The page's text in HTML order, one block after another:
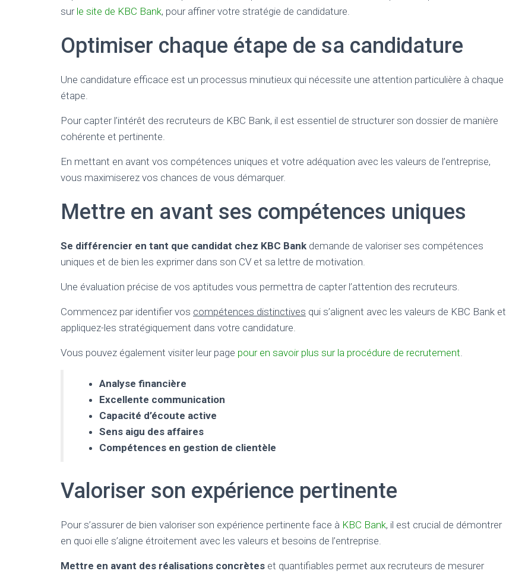
sur le site de KBC Bank, pour affiner votre stratégie de candidature.
Optimiser chaque étape de sa candidature
Une candidature efficace est un processus minutieux qui nécessite une attention particulière à chaque
étape.
Pour capter l’intérêt des recruteurs de KBC Bank, il est essentiel de structurer son dossier de manière
cohérente et pertinente.
En mettant en avant vos compétences uniques et votre adéquation avec les valeurs de l’entreprise,
vous maximiserez vos chances de vous démarquer.
Mettre en avant ses compétences uniques
Se différencier en tant que candidat chez KBC Bank demande de valoriser ses compétences
uniques et de bien les exprimer dans son CV et sa lettre de motivation.
Une évaluation précise de vos aptitudes vous permettra de capter l’attention des recruteurs.
Commencez par identifier vos compétences distinctives qui s’alignent avec les valeurs de KBC Bank et
appliquez-les stratégiquement dans votre candidature.
Vous pouvez également visiter leur page pour en savoir plus sur la procédure de recrutement.
Analyse financière
Excellente communication
Capacité d’écoute active
Sens aigu des affaires
Compétences en gestion de clientèle
Valoriser son expérience pertinente
Pour s’assurer de bien valoriser son expérience pertinente face à KBC Bank, il est crucial de démontrer
en quoi elle s’aligne étroitement avec les valeurs et besoins de l’entreprise.
Mettre en avant des réalisations concrètes et quantifiables permet aux recruteurs de mesurer